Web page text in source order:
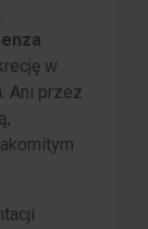
w
Ani przez